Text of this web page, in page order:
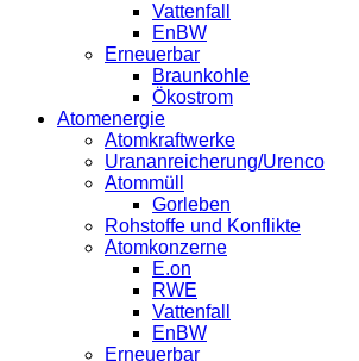
Vattenfall
EnBW
Erneuerbar
Braunkohle
Ökostrom
Atomenergie
Atomkraftwerke
Urananreicherung/Urenco
Atommüll
Gorleben
Rohstoffe und Konflikte
Atomkonzerne
E.on
RWE
Vattenfall
EnBW
Erneuerbar